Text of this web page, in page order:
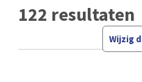
122 resultaten
Wijzig